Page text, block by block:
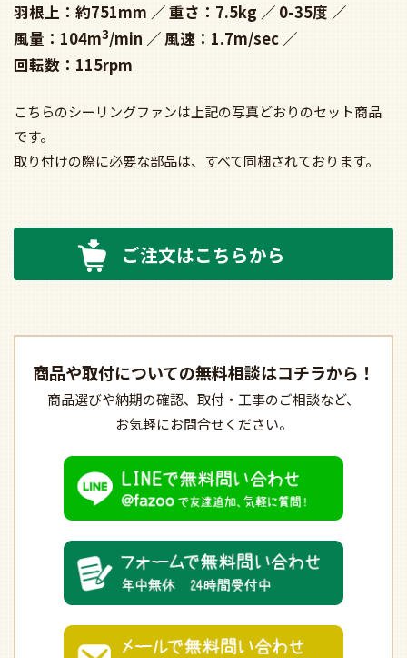
羽根上：約751mm
重さ：7.5kg
0-35度
風量：104m3/min
風速：1.7m/sec
回転数：115rpm
こちらのシーリングファンは上記の写真どおりのセット商品
です。
取り付けの際に必要な部品は、すべて同梱されております。
ご注文はこちらから
商品や取付についての無料相談はコチラから！
商品選びや納期の確認、 取付・工事のご相談など、
お気軽にお問合せください。